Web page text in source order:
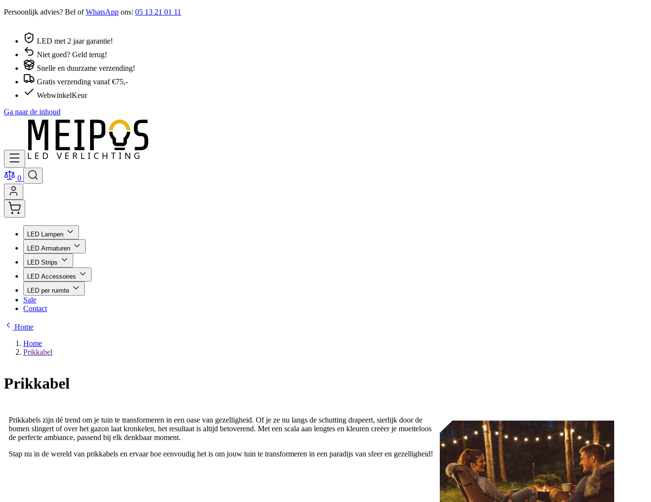
Persoonlijk advies? Bel ofWhatsApp ons: 05 13 21 01 11
LED met 2 jaar garantie!
Niet goed? Geld terug!
Snelle en duurzame verzending!
Gratis verzending vanaf €75,-
WebwinkelKeur
Ga naar de inhoud
0
LED Lampen
LED Armaturen
LED Strips
LED Accessoires
LED per ruimte
Sale
Contact
Home
Home
Prikkabel
Prikkabel
Prikkabels zijn dé trend om je tuin te transformeren in een oase van gezelligheid. Of je ze nu langs de schutting drapeert, sierlijk door de
bomen slingert of over het gazon laat kronkelen, het resultaat is altijd betoverend. Met een scala aan lengtes en kleuren creëer je moeiteloos
de perfecte ambiance, passend bij elk denkbaar moment.
Stap nu in de wereld van prikkabels en ervaar hoe eenvoudig het is om jouw tuin te transformeren in een paradijs van sfeer en gezelligheid!